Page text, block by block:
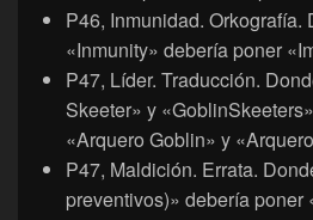
P46, Inmunidad. Orkografía.
«Inmunity» debería poner
P47, Líder. Traducción.
Skeeter» y
«Arquero Goblin» y
P47, Maldición. Errata.
preventivos)» debería poner